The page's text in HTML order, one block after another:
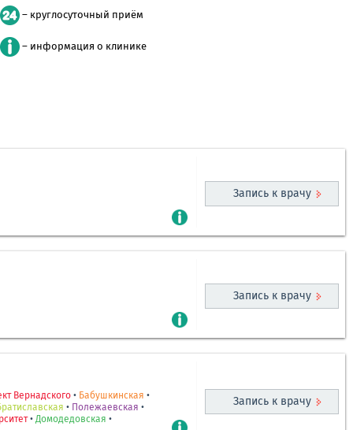
– круглосуточный приём
– информация о клинике
Запись к врачу
Запись к врачу
Вернадского • Бабушкинская •
• Полежаевская •
• Домодедовская •
Запись к врачу